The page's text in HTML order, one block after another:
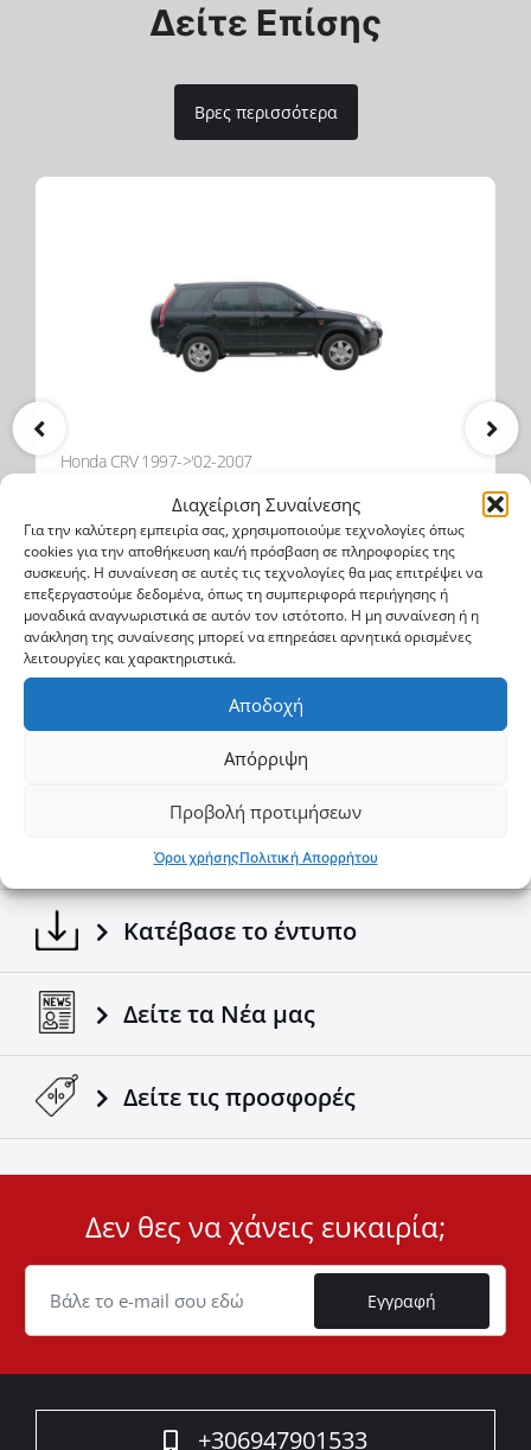
Διαχείριση Συναίνεσης
Για την καλύτερη εμπειρία σας, χρησιμοποιούμε τεχνολογίες όπως
cookies για την αποθήκευση και/ή πρόσβαση σε πληροφορίες της
συσκευής. Η συναίνεση σε αυτές τις τεχνολογίες θα μας επιτρέψει να
επεξεργαστούμε δεδομένα, όπως τη συμπεριφορά περιήγησης ή
μοναδικά αναγνωριστικά σε αυτόν τον ιστότοπο. Η μη συναίνεση ή η
ανάκληση της συναίνεσης μπορεί να επηρεάσει αρνητικά ορισμένες
λειτουργίες και χαρακτηριστικά.
Αποδοχή
Απόρριψη
Προβολή προτιμήσεων
Όροι χρήσηςΠολιτική Απορρήτου
Δείτε Επίσης
Βρες περισσότερα
Honda CRV 1997->'02-2007
Σκαλοπάτια με διπλό πάτημα
SKA 206 INOX
496$
Αγορά
Φτιάξε το δικό σου
Κατέβασε το έντυπο
Δείτε τα Νέα μας
Δείτε τις προσφορές
ID
Cookie
Δεν θες να χάνεις ευκαιρία;
Εγγραφή
+306947901533